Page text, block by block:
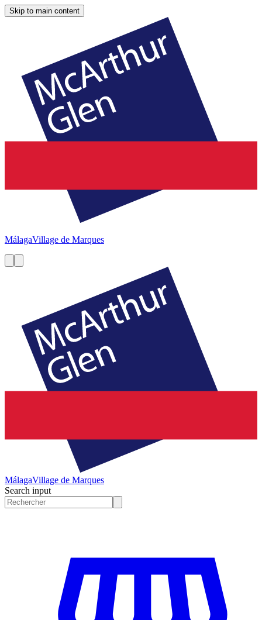
Skip to main content
MálagaVillage de Marques
MálagaVillage de Marques
Search input